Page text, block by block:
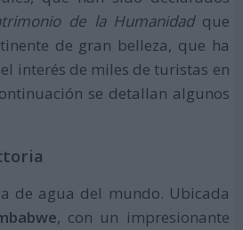
de la Humanidadque
de gran belleza, que ha
interés de miles de turistas en
se detallan algunos
de agua del mundo. Ubicada
, con un impresionante